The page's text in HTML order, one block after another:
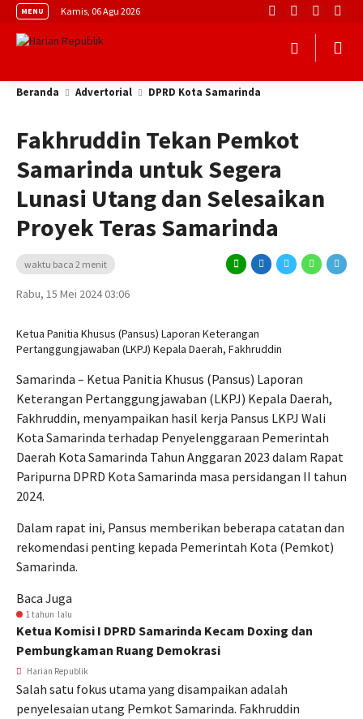
MENU Kamis, 06 Agu 2026
Beranda Advertorial DPRD Kota Samarinda
Fakhruddin Tekan Pemkot
Samarinda untuk Segera
Lunasi Utang dan Selesaikan
Proyek Teras Samarinda
waktu baca 2 menit
Rabu, 15 Mei 2024 03:06
Ketua Panitia Khusus (Pansus) Laporan Keterangan
Pertanggungjawaban (LKPJ) Kepala Daerah, Fakhruddin
Samarinda – Ketua Panitia Khusus (Pansus) Laporan
Keterangan Pertanggungjawaban (LKPJ) Kepala Daerah,
Fakhruddin, menyampaikan hasil kerja Pansus LKPJ Wali
Kota Samarinda terhadap Penyelenggaraan Pemerintah
Daerah Kota Samarinda Tahun Anggaran 2023 dalam Rapat
Paripurna DPRD Kota Samarinda masa persidangan II tahun
2024.
Dalam rapat ini, Pansus memberikan beberapa catatan dan
rekomendasi penting kepada Pemerintah Kota (Pemkot)
Samarinda.
Baca Juga
1 tahun lalu
Ketua Komisi I DPRD Samarinda Kecam Doxing dan
Pembungkaman Ruang Demokrasi
Harian Republik
Salah satu fokus utama yang disampaikan adalah
penyelesaian utang Pemkot Samarinda. Fakhruddin